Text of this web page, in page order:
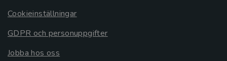
Cookieinställningar
GDPR och personuppgifter
Jobba hos oss